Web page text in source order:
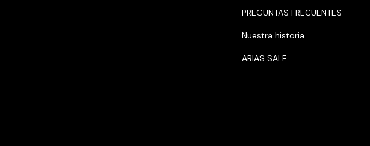
PREGUNTAS FRECUENTES
Nuestra historia
ARIAS SALE